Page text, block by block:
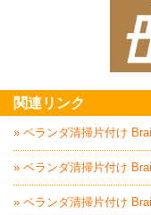
関連リンク
» ベランダ清掃片付け
» ベランダ清掃片付け
» ベランダ清掃片付け